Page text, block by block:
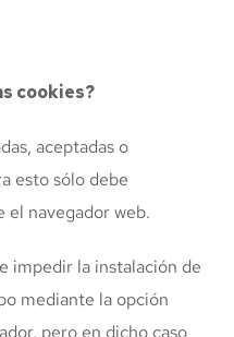
cookies?
aceptadas o
esto sólo debe
navegador web.
impedir la instalación de
mediante la opción
pero en dicho caso